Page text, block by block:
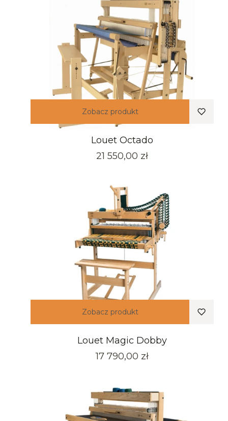
Zobacz produkt
Louet Octado
Cena
21 550,00 zł
Zobacz produkt
Louet Magic Dobby
Cena
17 790,00 zł